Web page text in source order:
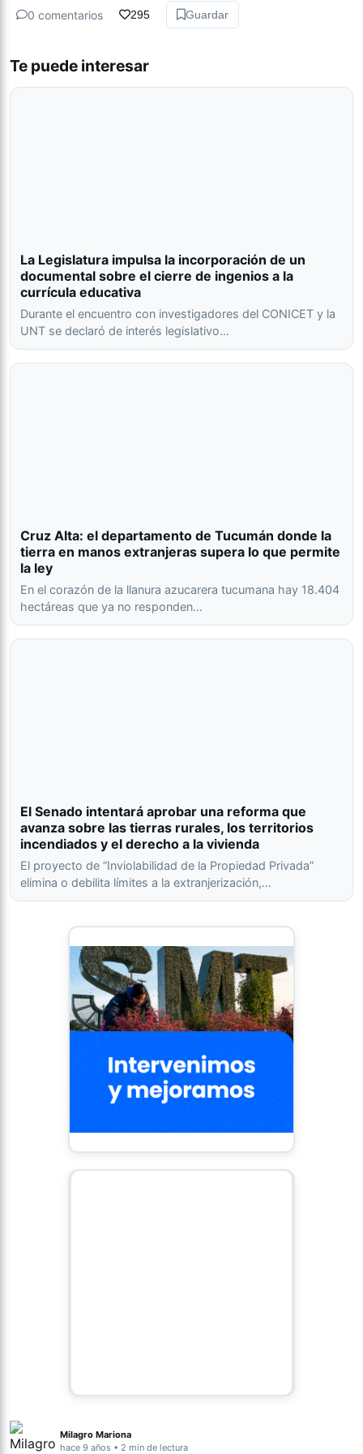
0 comentarios 295 Guardar
Te puede interesar
La Legislatura impulsa la incorporación de un
documental sobre el cierre de ingenios a la
currícula educativa
Durante el encuentro con investigadores del CONICET y la
UNT se declaró de interés legislativo…
Cruz Alta: el departamento de Tucumán donde la
tierra en manos extranjeras supera lo que permite
la ley
En el corazón de la llanura azucarera tucumana hay 18.404
hectáreas que ya no responden…
El Senado intentará aprobar una reforma que
avanza sobre las tierras rurales, los territorios
incendiados y el derecho a la vivienda
El proyecto de “Inviolabilidad de la Propiedad Privada”
elimina o debilita límites a la extranjerización,…
Milagro Mariona
hace 9 años • 2 min de lectura